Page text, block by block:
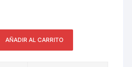
AÑADIR AL CARRITO